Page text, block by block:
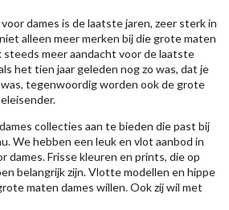
dames is de laatste jaren, zeer sterk in
alleen meer merken bij die grote maten
steeds meer aandacht voor de laatste
het tien jaar geleden nog zo was, dat je
tegenwoordig worden ook de grote
collecties aan te bieden die past bij
We hebben een leuk en vlot aanbod in
dames. Frisse kleuren en prints, die op
belangrijk zijn. Vlotte modellen en hippe
maten dames willen. Ook zij wil met